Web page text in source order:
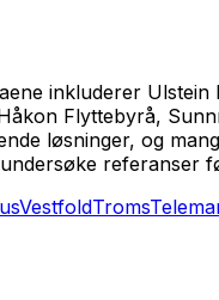
inkluderer
Flyttebyrå,
løsninger, og
referanser
VestfoldTroms